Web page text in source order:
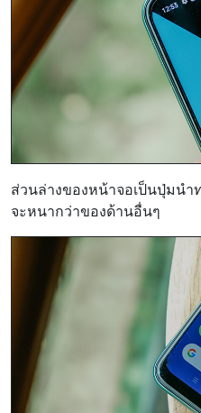
ส่วนล่างของหน้าจอเป็นปุ่มน
จะหนากว่าของด้านอื่นๆ